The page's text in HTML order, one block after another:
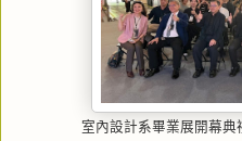
室內設計系畢業展開幕典